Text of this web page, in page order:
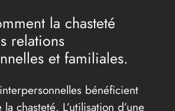
la chasteté
relations
et familiales.
bénéficient
chasteté. L’utilisation d’une